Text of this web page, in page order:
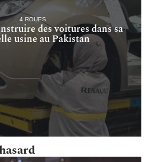
4 ROUES
des voitures dans sa
usine au Pakistan